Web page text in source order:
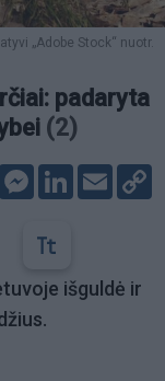
„Adobe Stock“ nuotr.
padaryta
(2)
FacebookMessenger
LinkedIn
Email
išguldė ir